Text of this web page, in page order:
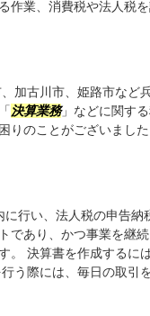
作業、消費税や法人税
加古川市、姫路市など
決算業務」などに関す
りのことがございまし
行い、法人税の申告納
であり、かつ事業を継
。 決算書を作成するに
う際には、毎日の取引